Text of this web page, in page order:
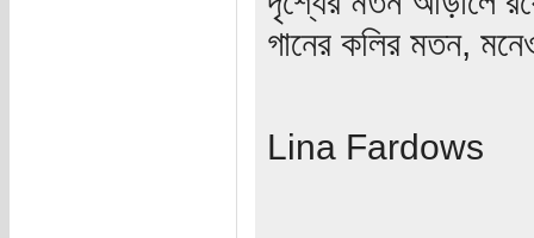
গানের কলির মতন,
Lina Fardows